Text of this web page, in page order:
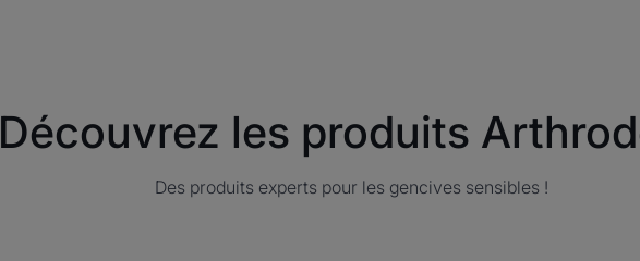
Découvrez les produits
Des produits experts pour les gencives sensibles !